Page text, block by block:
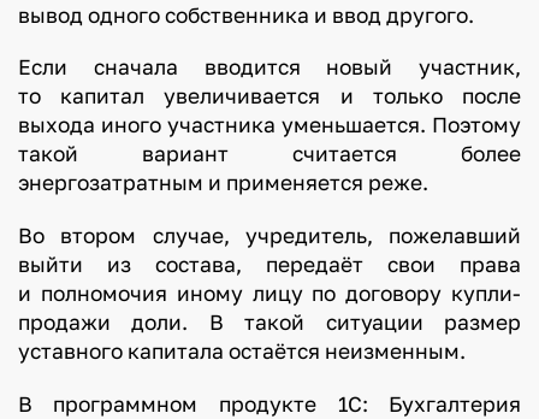
вывод одного собственника и ввод другого.
Если сначала вводится новый участник,
то капитал увеличивается и только после
выхода иного участника уменьшается. Поэтому
такой вариант считается более
энергозатратным и применяется реже.
Во втором случае, учредитель, пожелавший
выйти из состава, передаёт свои права
и полномочия иному лицу по договору купли-
продажи доли. В такой ситуации размер
уставного капитала остаётся неизменным.
В программном продукте 1С: Бухгалтерия